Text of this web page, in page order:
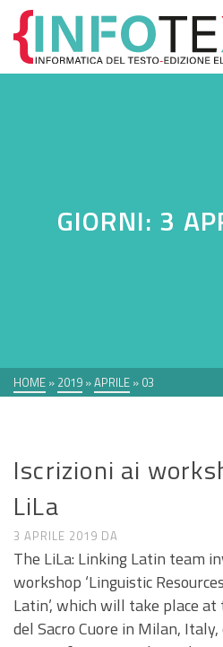
GIORNI: 3
HOME » 2019 »APRILE » 03
Iscrizioni ai
LiLa
3 APRILE 2019 DA
The LiLa: Linking Latin team
workshop ‘Linguistic
Latin’, which will take place
del Sacro Cuore in Milan,